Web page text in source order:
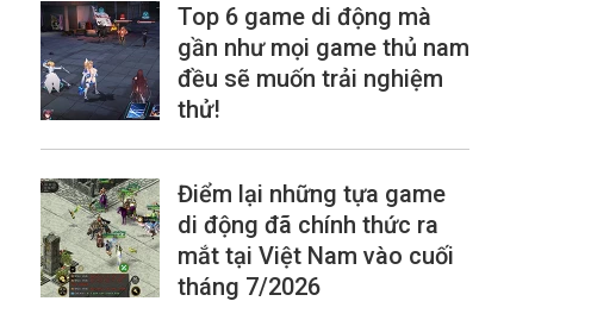
Top 6 game di động mà
gần như mọi game thủ nam
đều sẽ muốn trải nghiệm
thử!
Điểm lại những tựa game
di động đã chính thức ra
mắt tại Việt Nam vào cuối
tháng 7/2026